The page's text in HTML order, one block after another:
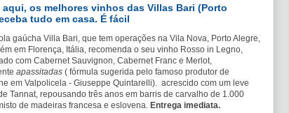
aqui, os melhores vinhos das Villas Bari (Porto
tudo em casa. É fácil
gaúcha Villa Bari, que tem operações na Vila Nova, Porto Alegre,
em Florença, Itália, recomenda o seu vinho Rosso in Legno,
com Cabernet Sauvignon, Cabernet Franc e Merlot,
apassitadas ( fórmula sugerida pelo famoso produtor de
em Valpolicela - Giuseppe Quintarelli). acrescido com um leve
Tannat, repousando três anos em barris de carvalho de 1.000
de madeiras francesa e eslovena. Entrega imediata.